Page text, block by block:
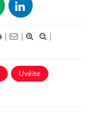
| |
|
Uvéite